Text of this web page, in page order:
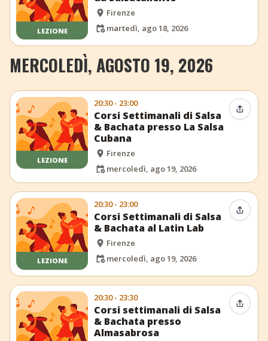
LEZIONE
Firenze
martedì, ago 18, 2026
MERCOLEDÌ, AGOSTO 19, 2026
LEZIONE
20:30 - 23:00
Corsi Settimanali di Salsa
& Bachata presso La Salsa
Cubana
Firenze
mercoledì, ago 19, 2026
LEZIONE
20:30 - 23:00
Corsi Settimanali di Salsa
& Bachata al Latin Lab
Firenze
mercoledì, ago 19, 2026
20:30 - 23:30
Corsi settimanali di Salsa
& Bachata presso
Almasabrosa